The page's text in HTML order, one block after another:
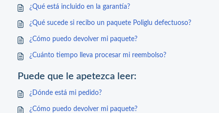
¿Qué está incluido en la garantía?
¿Qué sucede si recibo un paquete Poliglu defectuoso?
¿Cómo puedo devolver mi paquete?
¿Cuánto tiempo lleva procesar mi reembolso?
Puede que le apetezca leer:
¿Dónde está mi pedido?
¿Cómo puedo devolver mi paquete?